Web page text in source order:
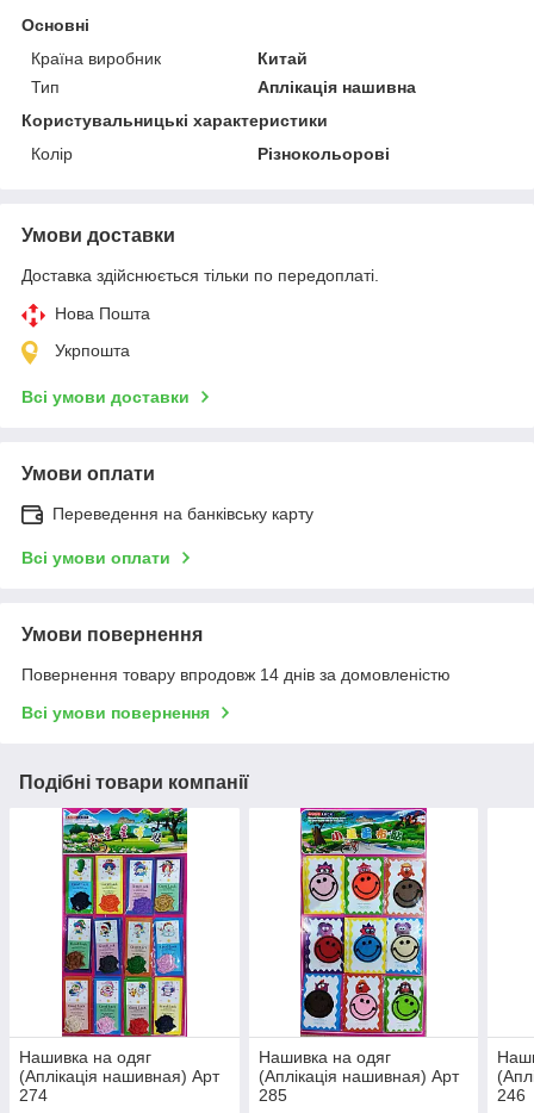
Основні
Країна виробник
Китай
Тип
Аплікація нашивна
Користувальницькі характеристики
Колір
Різнокольорові
Умови доставки
Доставка здійснюється тільки по передоплаті.
Нова Пошта
Укрпошта
Всі умови доставки
Умови оплати
Переведення на банківську карту
Всі умови оплати
Умови повернення
Повернення товару впродовж 14 днів за домовленістю
Всі умови повернення
Подібні товари компанії
Нашивка на одяг
(Аплікація нашивная) Арт
274
Нашивка на одяг
(Аплікація нашивная) Арт
285
246